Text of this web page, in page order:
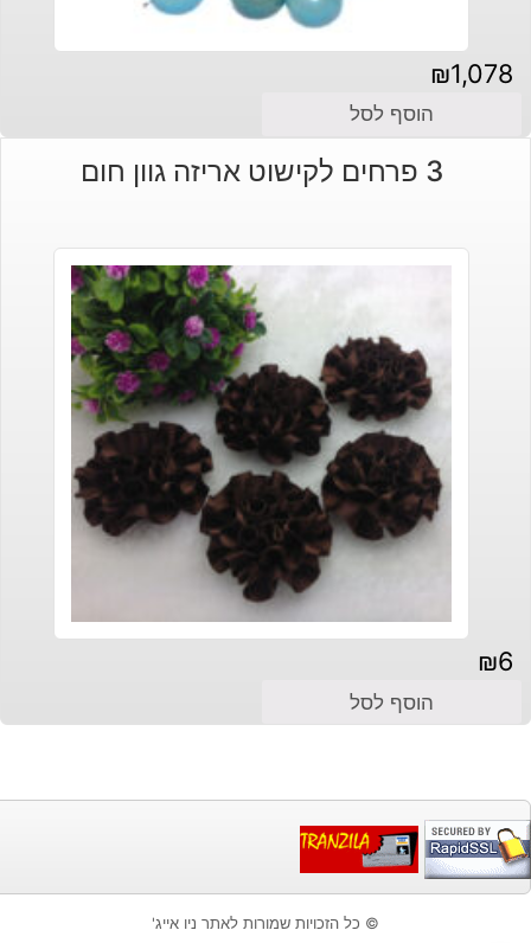
₪1,078
הוסף לסל
3 פרחים לקישוט אריזה גוון חום
₪6
הוסף לסל
© כל הזכויות שמורות לאתר ניו אייג'